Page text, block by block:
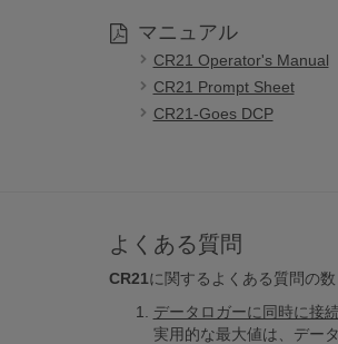
マニュアル
CR21 Operator's Manual
CR21 Prompt Sheet
CR21-Goes DCP
よくある質問
CR21に関するよくある質問の数
データロガーに同時に接
実用的な最大値は、デー